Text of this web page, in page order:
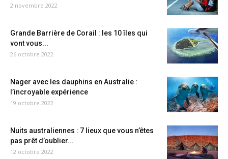
2 novembre 2022
Grande Barrière de Corail : les 10 îles qui
vont vous...
26 octobre 2022
Nager avec les dauphins en Australie :
l’incroyable expérience
19 octobre 2022
Nuits australiennes : 7 lieux que vous n’êtes
pas prêt d’oublier...
12 octobre 2022